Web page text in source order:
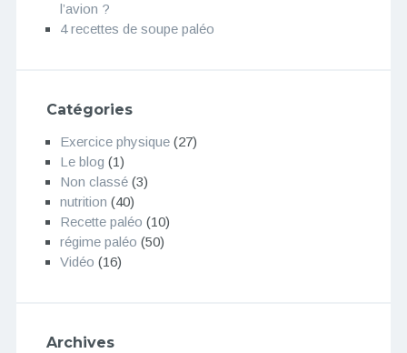
l’avion ?
4 recettes de soupe paléo
Catégories
Exercice physique(27)
Le blog (1)
Non classé(3)
nutrition (40)
Recette paléo (10)
régime paléo (50)
Vidéo (16)
Archives